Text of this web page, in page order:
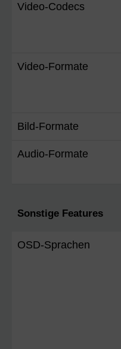
Video-Codecs
Video-Formate
Bild-Formate
Audio-Formate
Sonstige Features
OSD-Sprachen